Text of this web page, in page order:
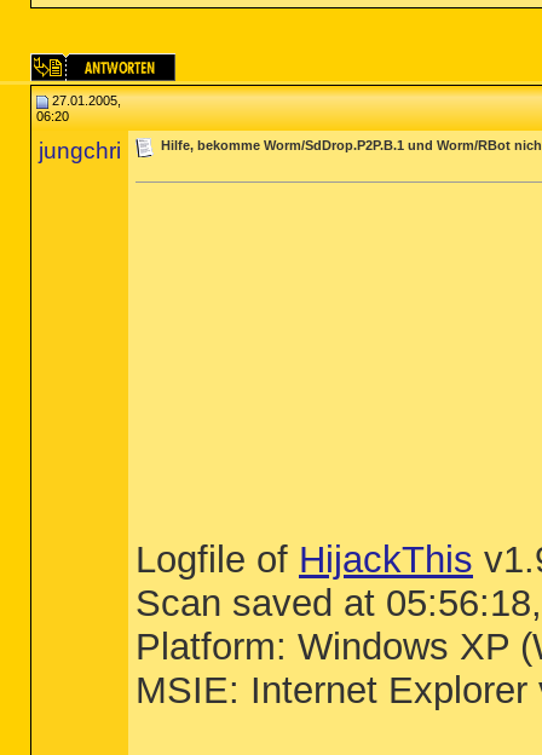
27.01.2005,
06:20
jungchri Hilfe, bekomme Worm/SdDrop.P2P.B.1 und Worm/RBot
Logfile of HijackThis
Scan saved at
Platform: Windows XP
MSIE: Internet